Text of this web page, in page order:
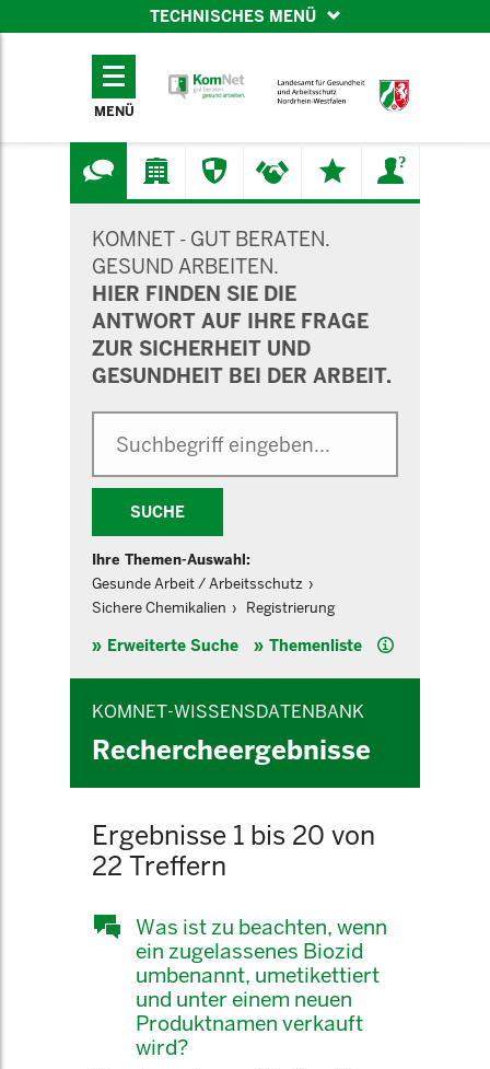
TECHNISCHES MENÜ
TECHNISCHES
MENÜ
KOMNET - GUT BERATEN.
GESUND ARBEITEN.
HIER FINDEN SIE DIE
ANTWORT AUF IHRE FRAGE
ZUR SICHERHEIT UND
GESUNDHEIT BEI DER ARBEIT.
SUCHE
Ihre Themen-Auswahl:
Gesunde Arbeit / Arbeitsschutz
Sichere Chemikalien
Registrierung
Erweiterte Suche Themenliste Hilfe
KOMNET-WISSENSDATENBANK
Rechercheergebnisse
Ergebnisse 1 bis 20 von
22 Treffern
Was ist zu beachten, wenn
ein zugelassenes Biozid
umbenannt, umetikettiert
und unter einem neuen
Produktnamen verkauft
wird?